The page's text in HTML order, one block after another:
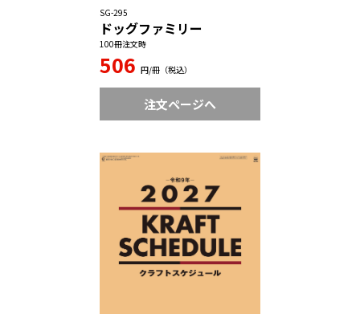
SG-295
ドッグファミリー
100冊注文時
506 円/冊（税込）
注文ページへ